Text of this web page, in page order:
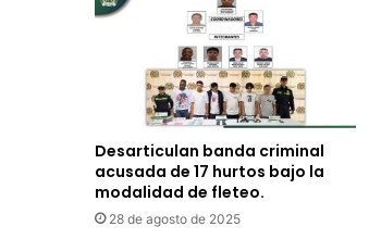
Desarticulan banda criminal
acusada de 17 hurtos bajo la
modalidad de fleteo.
28 de agosto de 2025